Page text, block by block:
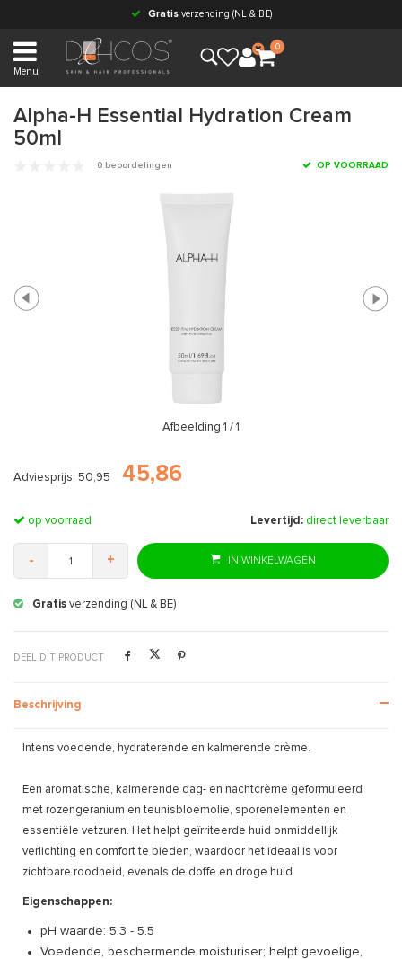
Gratisverzending (NL & BE)
Menu
0
Alpha-H Essential Hydration Cream
50ml
0 beoordelingen OP VOORRAAD
Afbeelding 1 / 1
Adviesprijs: 50,95 45,86
op voorraad Levertijd: direct leverbaar
- + IN WINKELWAGEN
Gratis verzending (NL & BE)
DEEL DIT PRODUCT
Beschrijving
Intens voedende, hydraterende en kalmerende crème.
Een aromatische, kalmerende dag- en nachtcrème geformuleerd
met rozengeranium en teunisbloemolie, sporenelementen en
essentiële vetzuren. Het helpt geïrriteerde huid onmiddellijk
verlichting en comfort te bieden, waardoor het ideaal is voor
zichtbare roodheid, evenals de doffe en droge huid.
Eigenschappen:
pH waarde: 5.3 - 5.5
Voedende, beschermende moisturiser; helpt gevoelige,